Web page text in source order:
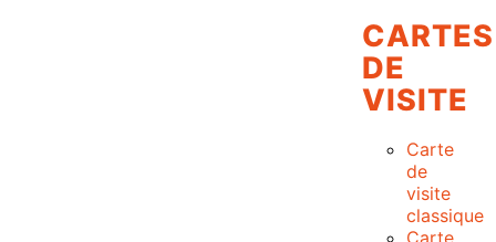
CARTES
DE
VISITE
Carte
de
visite
classique